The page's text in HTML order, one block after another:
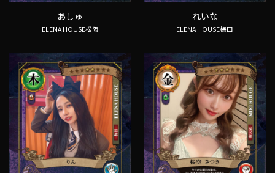
あしゅ
ELENA HOUSE松阪
れいな
ELENA HOUSE梅田